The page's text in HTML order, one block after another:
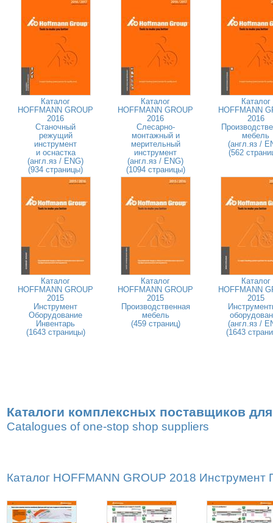
Каталог
HOFFMANN GROUP
2016
Станочный
режущий
инструмент
и оснастка
(англ.яз / ENG)
(934 страницы)
Каталог
HOFFMANN GROUP
2016
Слесарно-
монтажный и
мерительный
инструмент
(англ.яз / ENG)
(1094 страницы)
Каталог
HOFFMANN
2016
мебель
(англ.яз /
(562
Каталог
HOFFMANN GROUP
2015
Инструмент
Оборудование
Инвентарь
(1643 страницы)
Каталог
HOFFMANN GROUP
2015
Производственная
мебель
(459 страниц)
Каталог
HOFFMANN
2015
(англ.яз /
(1643
Каталоги комплексных поставщиков
Catalogues of one-stop shop suppliers
Каталог HOFFMANN GROUP 2018